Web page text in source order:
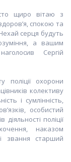
щиро вітаю з
спокою та
серця будуть
а вашим
Сергій
поліції охорони
колективу
і сумлінність,
особистий
поліції
наказом
звання старший